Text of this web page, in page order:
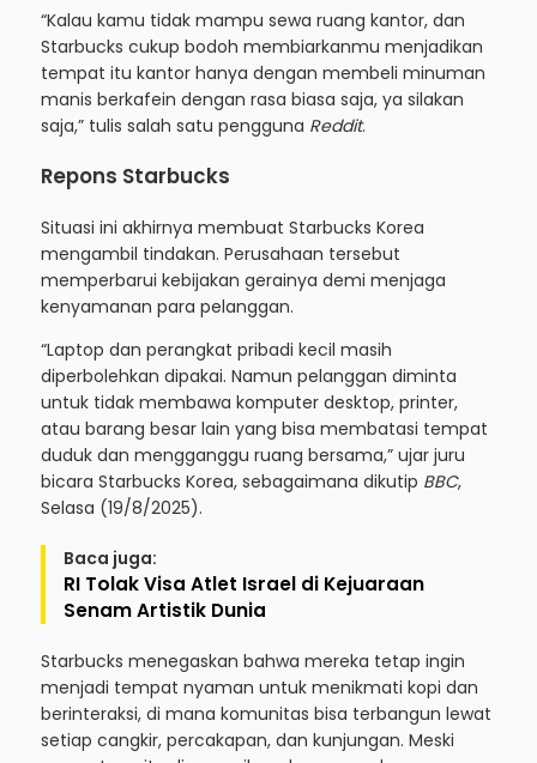
“Kalau kamu tidak mampu sewa ruang kantor, dan
Starbucks cukup bodoh membiarkanmu menjadikan
tempat itu kantor hanya dengan membeli minuman
manis berkafein dengan rasa biasa saja, ya silakan
saja,” tulis salah satu pengguna Reddit.
Repons Starbucks
Situasi ini akhirnya membuat Starbucks Korea
mengambil tindakan. Perusahaan tersebut
memperbarui kebijakan gerainya demi menjaga
kenyamanan para pelanggan.
“Laptop dan perangkat pribadi kecil masih
diperbolehkan dipakai. Namun pelanggan diminta
untuk tidak membawa komputer desktop, printer,
atau barang besar lain yang bisa membatasi tempat
duduk dan mengganggu ruang bersama,” ujar juru
bicara Starbucks Korea, sebagaimana dikutip BBC,
Selasa (19/8/2025).
Baca juga:
RI Tolak Visa Atlet Israel di Kejuaraan
Senam Artistik Dunia
Starbucks menegaskan bahwa mereka tetap ingin
menjadi tempat nyaman untuk menikmati kopi dan
berinteraksi, di mana komunitas bisa terbangun lewat
setiap cangkir, percakapan, dan kunjungan. Meski